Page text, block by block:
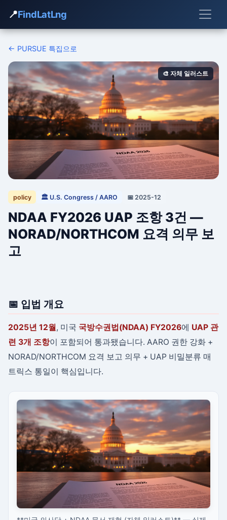
📍FindLatLng
← PURSUE 특집으로
🎨 자체 일러스트
policy 🏛 U.S. Congress / AARO 📅 2025-12
NDAA FY2026 UAP 조항 3건 —
NORAD/NORTHCOM 요격 의무 보
고
📅 입법 개요
2025년 12월 , 미국 국방수권법(NDAA) FY2026에 UAP 관
련 3개 조항이 포함되어 통과됐습니다. AARO 권한 강화 +
NORAD/NORTHCOM 요격 보고 의무 + UAP 비밀분류 매
트릭스 통일이 핵심입니다.